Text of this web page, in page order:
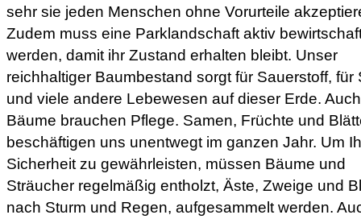
sehr sie jeden Menschen ohne Vorurteile
Zudem muss eine Parklandschaft aktiv
werden, damit ihr Zustand erhalten bleibt. Unser
reichhaltiger Baumbestand sorgt für Sauerstoff, für
und viele andere Lebewesen auf dieser Erde. Auch
Bäume brauchen Pflege. Samen, Früchte und
beschäftigen uns unentwegt im ganzen Jahr. Um
Sicherheit zu gewährleisten, müssen Bäume und
Sträucher regelmäßig entholzt, Äste, Zweige und
nach Sturm und Regen, aufgesammelt werden.